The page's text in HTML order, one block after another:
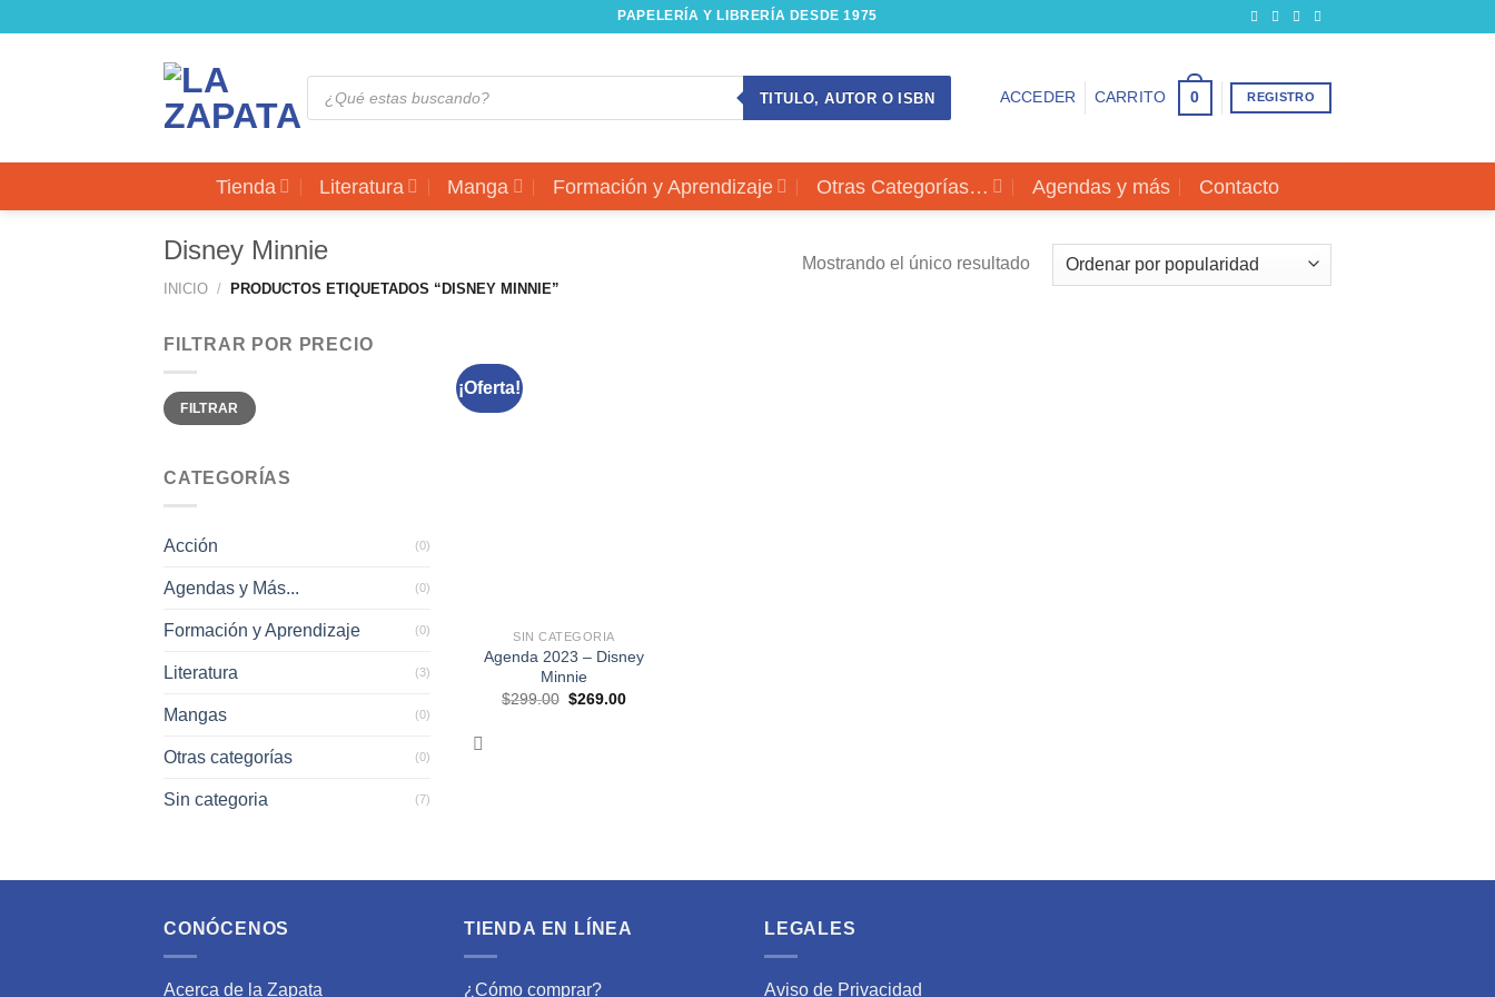
PAPELERÍA Y LIBRERÍA DESDE 1975
Búsqueda
productos
TITULO, AUTOR O ISBN ACCEDER CARRITO 0 REGISTRO
Tienda Literatura Manga Formación y Aprendizaje Otras Categorías… Agendas y más Contacto
Disney Minnie
INICIO / PRODUCTOS ETIQUETADOS “DISNEY MINNIE”
Mostrando el único resultado
FILTRAR POR PRECIO
Precio
mínimo
Precio
máximo
FILTRAR
CATEGORÍAS
Acción (0)
Agendas y Más... (0)
Formación y Aprendizaje (0)
Literatura (3)
Mangas (0)
Otras categorías (0)
Sin categoria (7)
¡Oferta!
SIN CATEGORIA
Agenda 2023 – Disney
Minnie
$299.00 El
$269.00El
CONÓCENOS
Acerca de la Zapata
TIENDA EN LÍNEA
¿Cómo comprar?
LEGALES
Aviso de Privacidad